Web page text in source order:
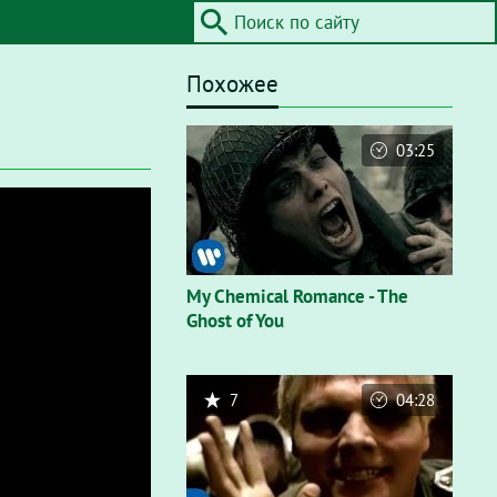
Похожее
My Chemical Romance - The
Ghost of You
03:25
7 04:28